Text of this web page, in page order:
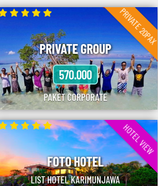
PRIVATE 20PAX
PRIVATE GROUP
570.000
PAKET CORPORATE
HOTEL VIEW
FOTO HOTEL
LIST HOTEL KARIMUNJAWA